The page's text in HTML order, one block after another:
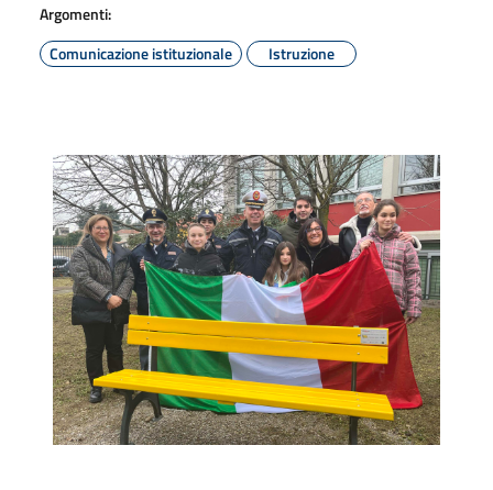
Argomenti:
Comunicazione istituzionale
Istruzione